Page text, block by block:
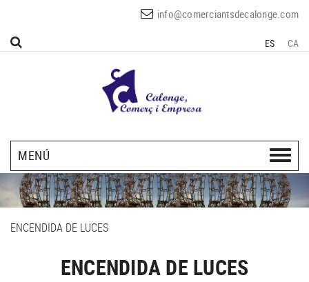
info@comerciantsdecalonge.com
ES CA
MENÚ
ENCENDIDA DE LUCES
ENCENDIDA DE LUCES